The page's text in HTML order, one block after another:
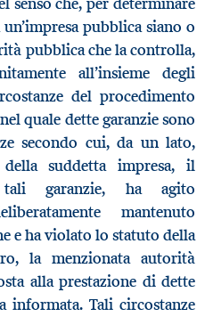
pubblica siano o
pubblica che la controlla,
all’insieme degli
del procedimento
quale dette garanzie sono
secondo cui, da un lato,
suddetta impresa, il
garanzie, ha agito
mantenuto
e ha violato lo statuto della
la menzionata autorità
alla prestazione di dette
informata. Tali circostanze